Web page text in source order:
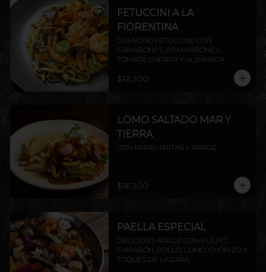
FETUCCINI A LA
FIORENTINA
CREMOSO FETUCCINE CON
CAMARONES, CHAMPIÑONES,
TOMATE CHERRY Y ALBAHACA.
$12.200
LOMO SALTADO MAR Y
TIERRA
CON PAPAS FRITAS Y ARROZ
$16.300
PAELLA ESPECIAL
DELICIOSO ARROZ CON PULPO,
CAMARÓN, POLLO, LOMO, CHORIZO Y
TOQUES DE LA CASA.